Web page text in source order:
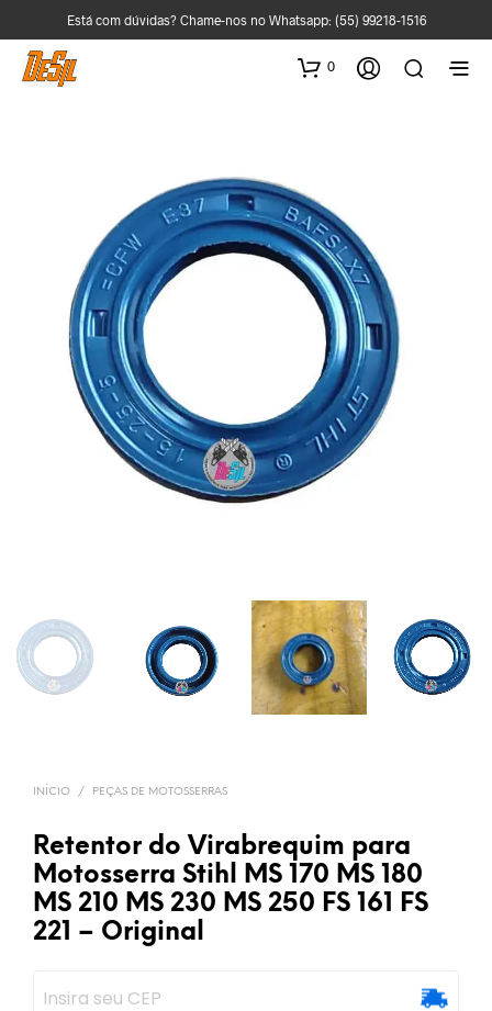
Está com dúvidas? Chame-nos no Whatsapp: (55) 99218-1516
0
INÍCIO / PEÇAS DE MOTOSSERRAS
Retentor do Virabrequim para
Motosserra Stihl MS 170 MS 180
MS 210 MS 230 MS 250 FS 161 FS
221 – Original